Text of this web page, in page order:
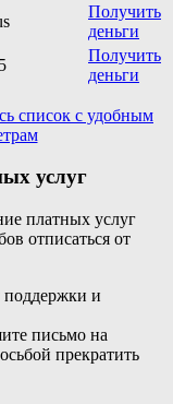
Получить
деньги
Получить
деньги
список с удобным
услуг
платных услуг
отписаться от
поддержки и
письмо на
прекратить